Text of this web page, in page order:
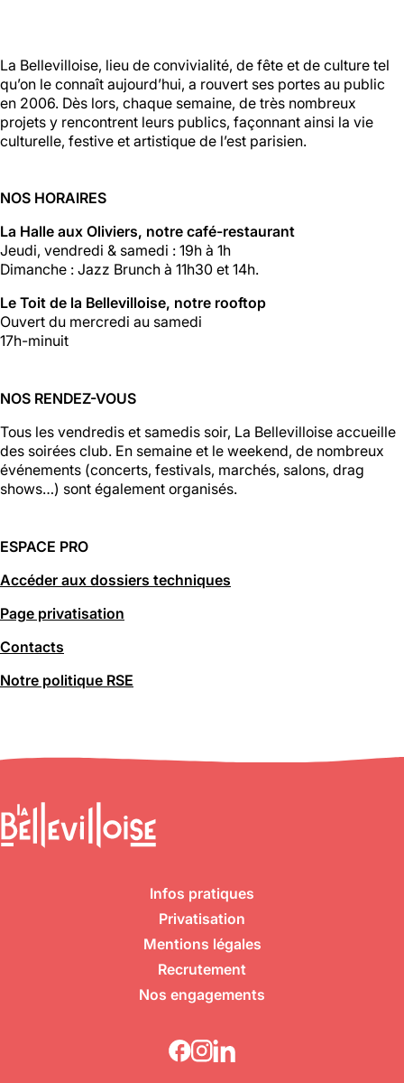
La Bellevilloise, lieu de convivialité, de fête et de culture tel
qu’on le connaît aujourd’hui, a rouvert ses portes au public
en 2006. Dès lors, chaque semaine, de très nombreux
projets y rencontrent leurs publics, façonnant ainsi la vie
culturelle, festive et artistique de l’est parisien.
NOS HORAIRES
La Halle aux Oliviers, notre café-restaurant
Jeudi, vendredi & samedi : 19h à 1h
Dimanche : Jazz Brunch à 11h30 et 14h.
Le Toit de la Bellevilloise, notre rooftop
Ouvert du mercredi au samedi
17h-minuit
NOS RENDEZ-VOUS
Tous les vendredis et samedis soir, La Bellevilloise accueille
des soirées club. En semaine et le weekend, de nombreux
événements (concerts, festivals, marchés, salons, drag
shows…) sont également organisés.
ESPACE PRO
Accéder aux dossiers techniques
Page privatisation
Contacts
Notre politique RSE
Infos pratiques
Privatisation
Mentions légales
Recrutement
Nos engagements